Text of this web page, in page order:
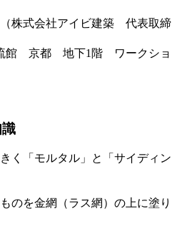
株式会社アイビ建築 代表取締
館 京都 地下1階 ワークショ
く「モルタル」と「サイディン
のを金網（ラス網）の上に塗り